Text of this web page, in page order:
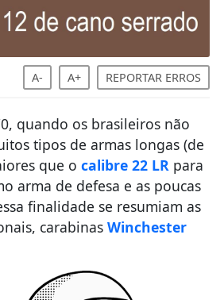
A- A+ REPORTAR ERROS
quando os brasileiros não
tipos de armas longas (de
que o calibre 22 LRpara
arma de defesa e as poucas
finalidade se resumiam as
carabinas Winchester